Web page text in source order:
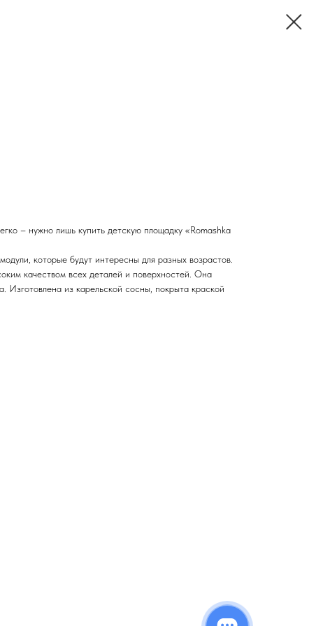
– нужно лишь купить детскую площадку «Romashka
которые будут интересны для разных возрастов.
качеством всех деталей и поверхностей. Она
Изготовлена из карельской сосны, покрыта краской